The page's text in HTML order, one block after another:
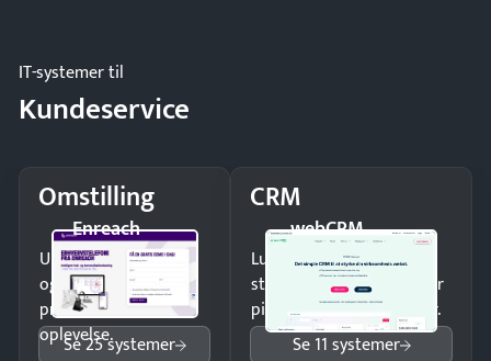
IT-systemer til
Kundeservice
Omstilling
Enreach
Undgå tabte opkald
og giv kunderne en
professionel
oplevelse.
Se 25 systemer
CRM
webCRM
Luk flere salg med et
struktureret overblik over
pipeline og opfølgninger.
Se 11 systemer